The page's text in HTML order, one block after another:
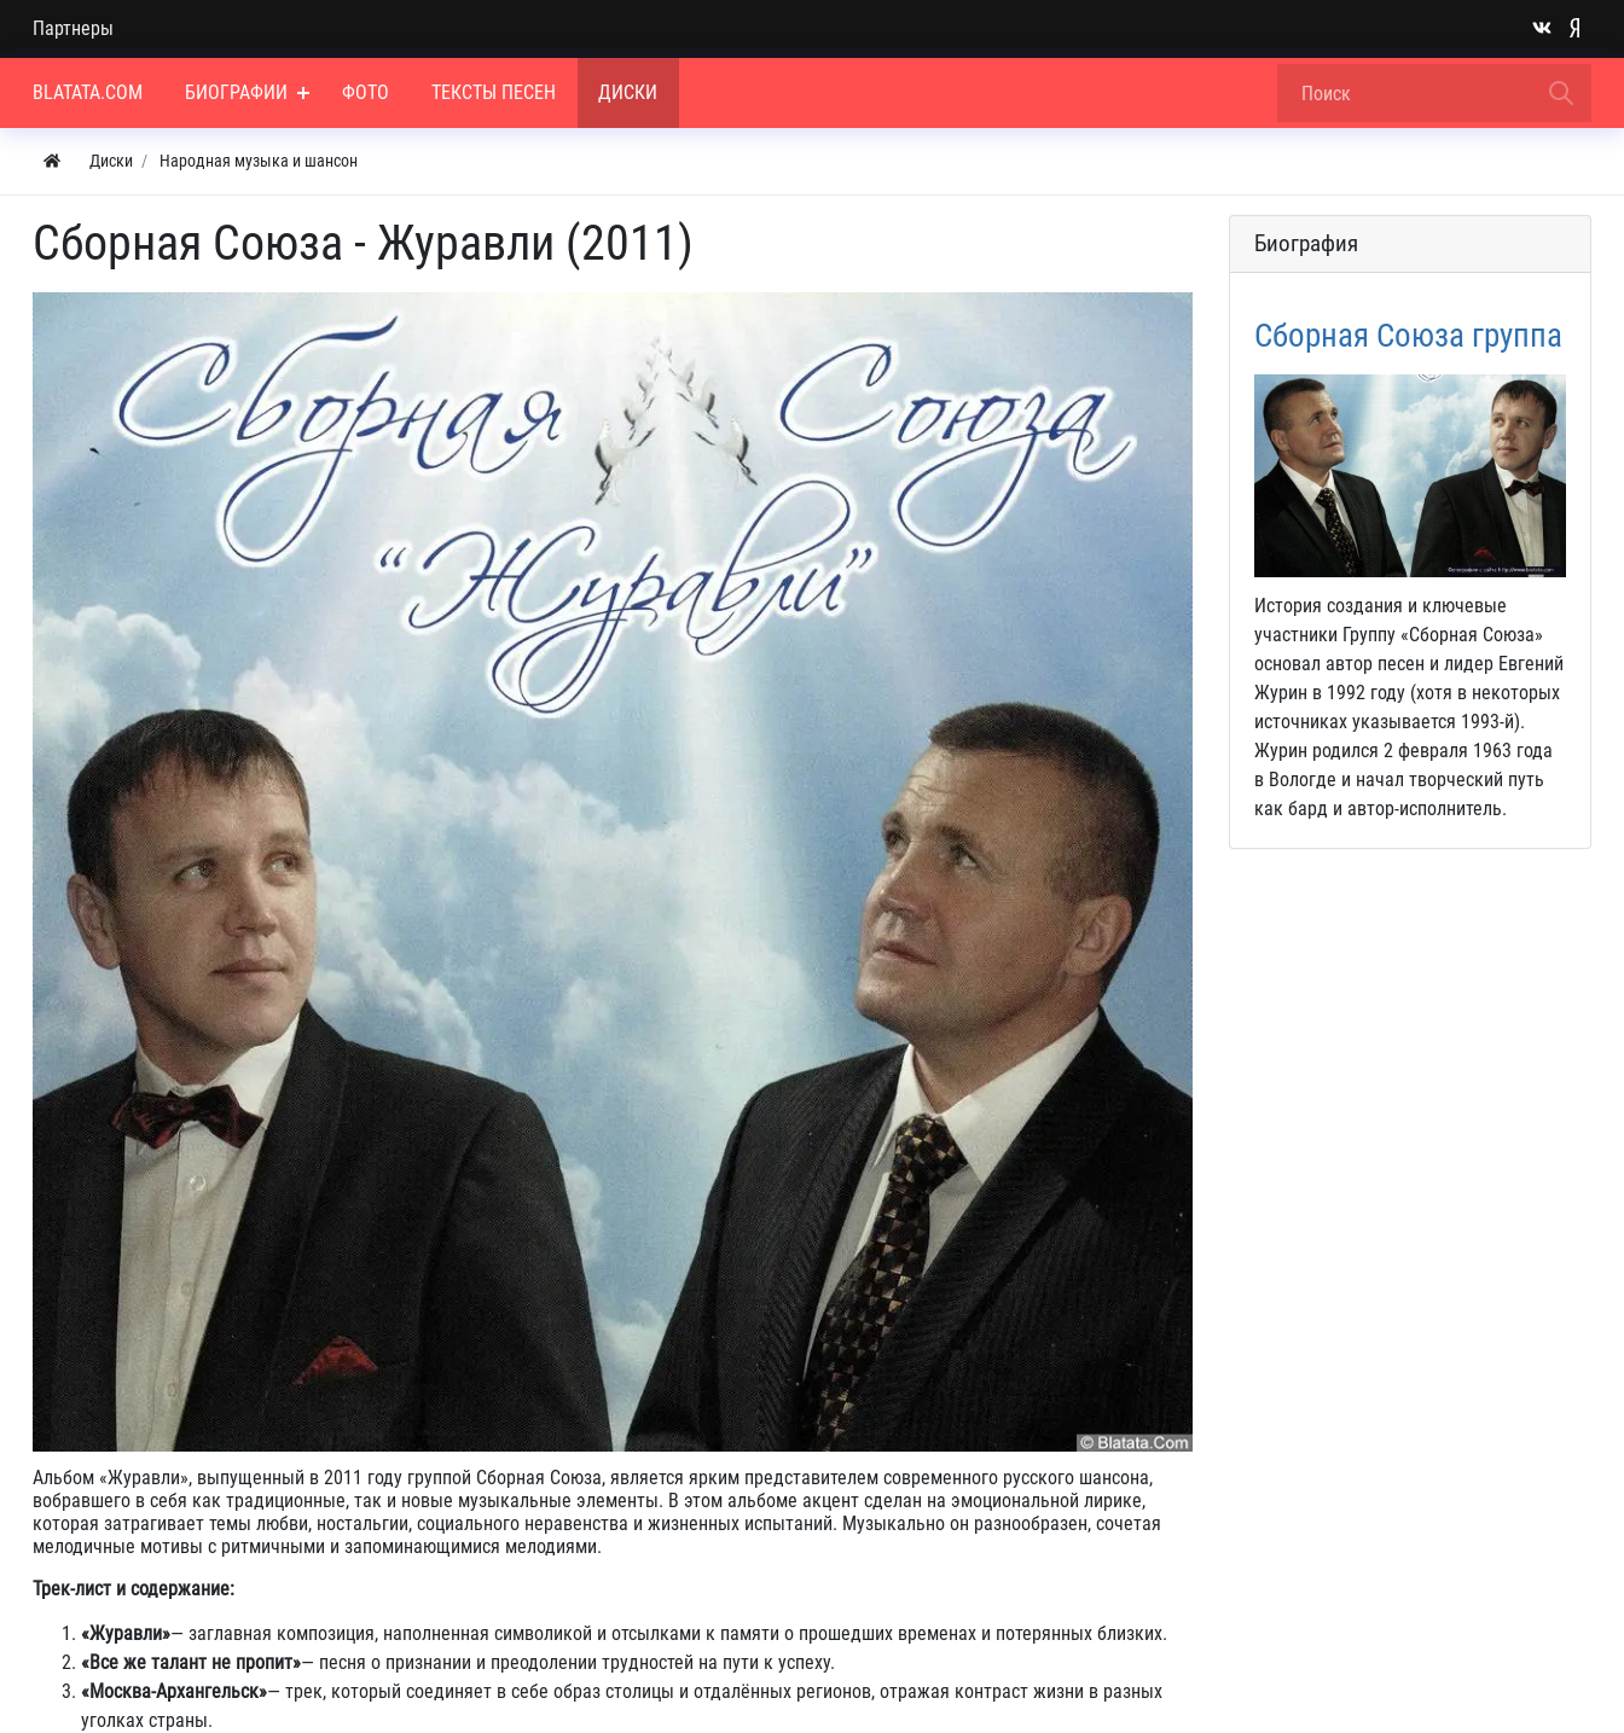
Партнеры
BLATATA.COM БИОГРАФИИ ФОТО ТЕКСТЫ ПЕСЕН ДИСКИ
Диски Народная музыка и шансон
Сборная Союза - Журавли (2011)
Альбом «Журавли», выпущенный в 2011 году группой Сборная Союза, является ярким представителем современного русского шансона,
вобравшего в себя как традиционные, так и новые музыкальные элементы. В этом альбоме акцент сделан на эмоциональной лирике,
которая затрагивает темы любви, ностальгии, социального неравенства и жизненных испытаний. Музыкально он разнообразен, сочетая
мелодичные мотивы с ритмичными и запоминающимися мелодиями.
Трек-лист и содержание:
«Журавли»— заглавная композиция, наполненная символикой и отсылками к памяти о прошедших временах и потерянных близких.
«Все же талант не пропит»— песня о признании и преодолении трудностей на пути к успеху.
«Москва-Архангельск»— трек, который соединяет в себе образ столицы и отдалённых регионов, отражая контраст жизни в разных
уголках страны.
Биография
Сборная Союза группа
История создания и ключевые
участники Группу «Сборная Союза»
основал автор песен и лидер Евгений
Журин в 1992 году (хотя в некоторых
источниках указывается 1993‑й).
Журин родился 2 февраля 1963 года
в Вологде и начал творческий путь
как бард и автор-исполнитель.